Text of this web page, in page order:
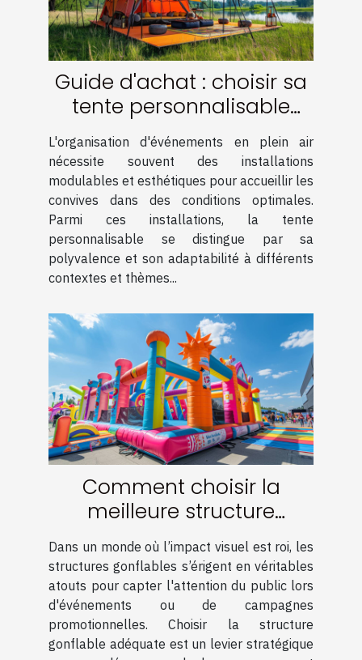
Guide d'achat : choisir sa
tente personnalisable
pour événements
L'organisation d'événements en plein air
nécessite souvent des installations
modulables et esthétiques pour accueillir les
convives dans des conditions optimales.
Parmi ces installations, la tente
personnalisable se distingue par sa
polyvalence et son adaptabilité à différents
contextes et thèmes...
Comment choisir la
meilleure structure
gonflable pour maximiser
votre visibilité
Dans un monde où l’impact visuel est roi, les
structures gonflables s’érigent en véritables
atouts pour capter l'attention du public lors
d'événements ou de campagnes
promotionnelles. Choisir la structure
gonflable adéquate est un levier stratégique